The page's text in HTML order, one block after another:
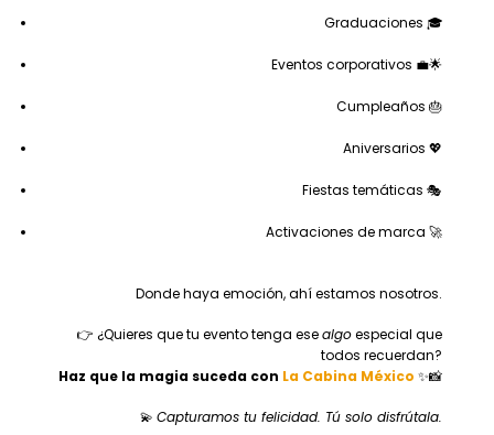
Graduaciones 🎓
Eventos corporativos 💼🌟
Cumpleaños 🎂
Aniversarios 💖
Fiestas temáticas 🎭
Activaciones de marca 🚀
Donde haya emoción, ahí estamos nosotros.
👉 ¿Quieres que tu evento tenga esealgoespecial que
todos recuerdan?
Haz que la magia suceda con La Cabina México ✨📸
💫 Capturamos tu felicidad. Tú solo disfrútala.